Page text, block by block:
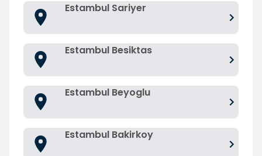
Estambul Sariyer
Estambul Besiktas
Estambul Beyoglu
Estambul Bakirkoy